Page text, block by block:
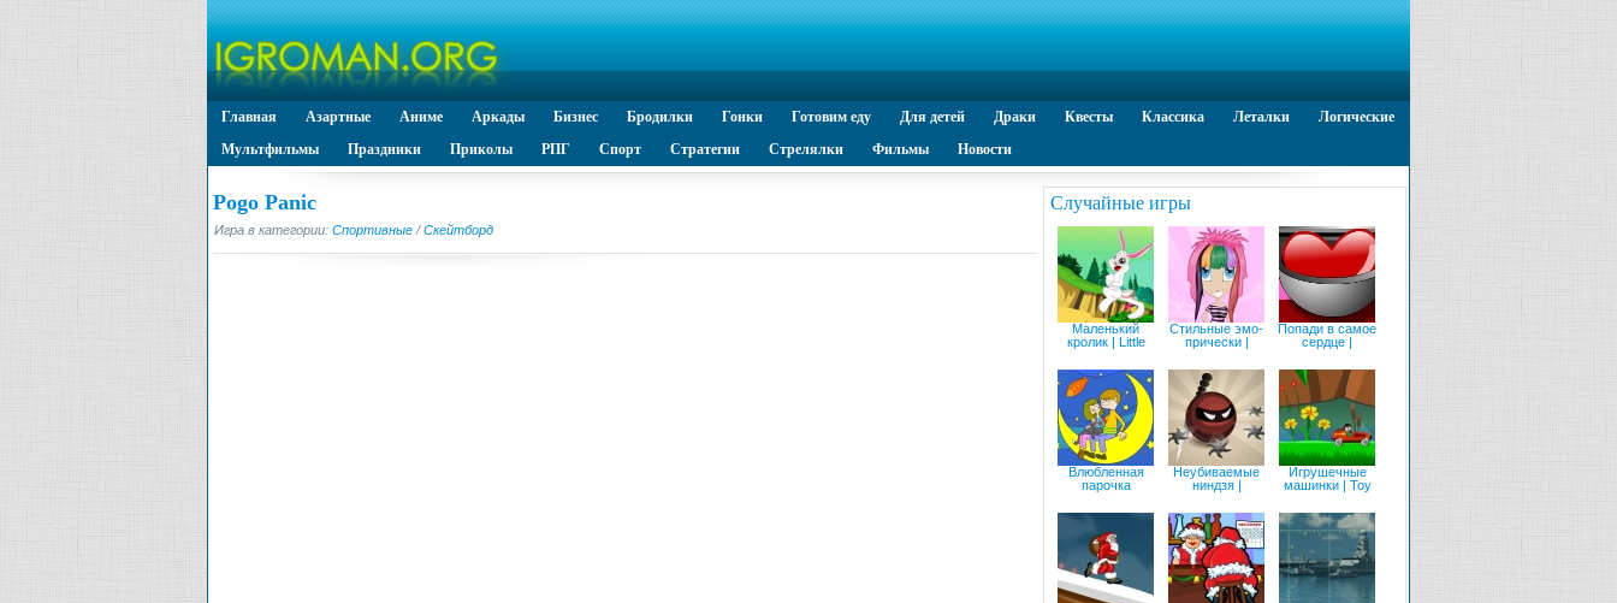
Главная Азартные Аниме Аркады Бизнес Бродилки Гонки Готовим еду Для детей Драки Квесты Классика Леталки
Логические
Мультфильмы
Праздники Приколы РПГ Спорт Стратегии Стрелялки Фильмы Новости
Pogo Panic
Игра в категории: Спортивные /Скейтборд
Случайные игры
Маленький
кролик | Little
Стильные эмо-
прически |
Попади в самое
сердце |
Влюбленная
парочка
Неубиваемые
ниндзя |
Игрушечные
машинки | Toy